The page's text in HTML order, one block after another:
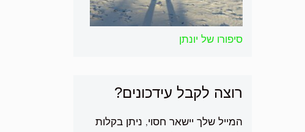
סיפורו של יונתן
רוצה לקבל עידכונים?
המייל שלך יישאר חסוי, ניתן בקלות